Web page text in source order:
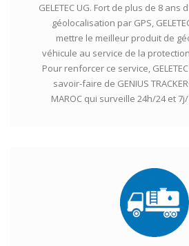
GELETEC UG. Fort de plus de 8
géolocalisation par GPS,
mettre le meilleur produit de
véhicule au service de la
Pour renforcer ce service,
savoir-faire de GENIUS
MAROC qui surveille 24h/24 et